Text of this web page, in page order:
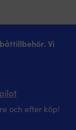
Vi
och efter köp!